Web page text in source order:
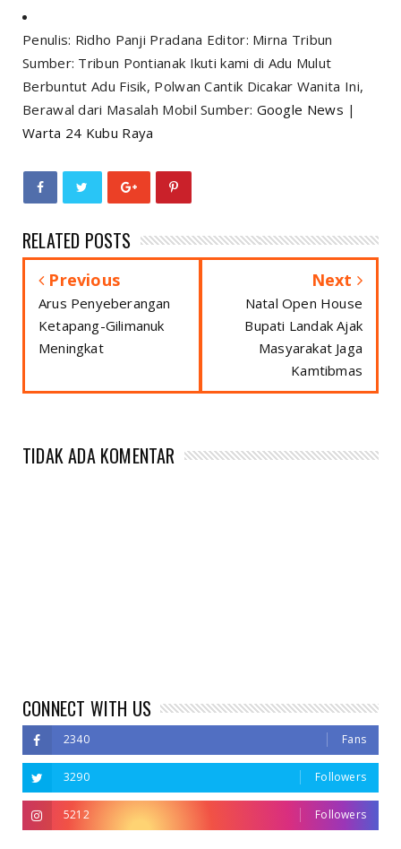
Penulis: Ridho Panji Pradana Editor: Mirna Tribun
Sumber: Tribun Pontianak Ikuti kami di Adu Mulut
Berbuntut Adu Fisik, Polwan Cantik Dicakar Wanita Ini,
Berawal dari Masalah Mobil Sumber: Google News |
Warta 24 Kubu Raya
RELATED POSTS
Previous
Arus Penyeberangan
Ketapang-Gilimanuk
Meningkat
Next
Natal Open House
Bupati Landak Ajak
Masyarakat Jaga
Kamtibmas
TIDAK ADA KOMENTAR
CONNECT WITH US
2340 Fans
3290 Followers
5212 Followers